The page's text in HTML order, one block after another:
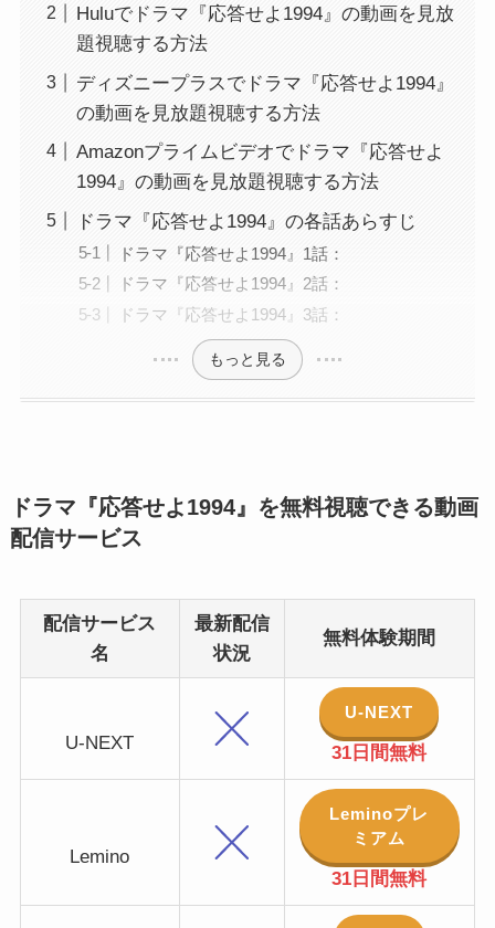
Huluでドラマ『応答せよ1994』の動画を見放
題視聴する方法
ディズニープラスでドラマ『応答せよ1994』
の動画を見放題視聴する方法
Amazonプライムビデオでドラマ『応答せよ
1994』の動画を見放題視聴する方法
ドラマ『応答せよ1994』の各話あらすじ
ドラマ『応答せよ1994』1話：
ドラマ『応答せよ1994』2話：
ドラマ『応答せよ1994』3話：
もっと見る
ドラマ『応答せよ1994』を無料視聴できる動画
配信サービス
配信サービス
名
最新配信
状況
無料体験期間
U-NEXT
U-NEXT
31日間無料
Lemino
Leminoプレ
ミアム
31日間無料